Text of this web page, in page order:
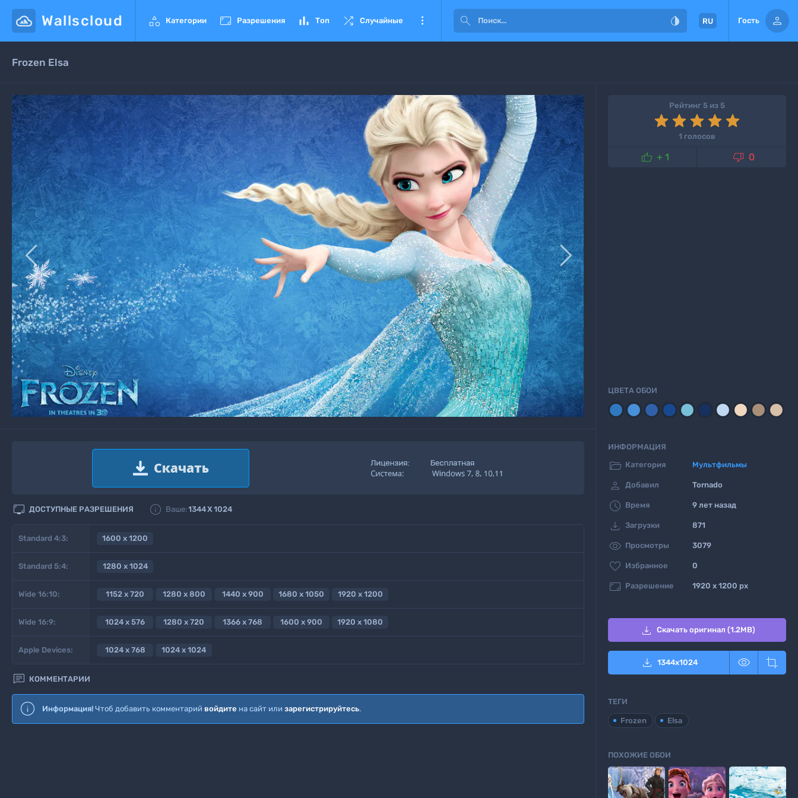
Wallscloud  Категории  Разрешения  Топ  Случайные    RU Гость 
Frozen Elsa
 
 ДОСТУПНЫЕ РАЗРЕШЕНИЯ  Ваше:1344X 1024
Standard 4:3: 1600 x 1200
Standard 5:4: 1280 x 1024
Wide 16:10: 1152 x 720 1280 x 800 1440 x 900 1680 x 1050 1920 x 1200
Wide 16:9: 1024 x 576 1280 x 720 1366 x 768 1600 x 900 1920 x 1080
Apple Devices: 1024 x 768 1024 x 1024
 КОММЕНТАРИИ
Информация! Чтоб добавить комментарий войдите на сайт или зарегистрируйтесь.
Рейтинг 5 из 5
1 голосов
 + 1  0
ЦВЕТА ОБОИ
ИНФОРМАЦИЯ
 Категория Мультфильмы
 Добавил Tornado
 Время 9 лет назад
 Загрузки 871
 Просмотры 3079
 Избранное 0
 Разрешение 1920 x 1200 px
 Скачать оригинал (1.2MB)
 1344x1024  
ТЕГИ
Frozen Elsa
ПОХОЖИЕ ОБОИ